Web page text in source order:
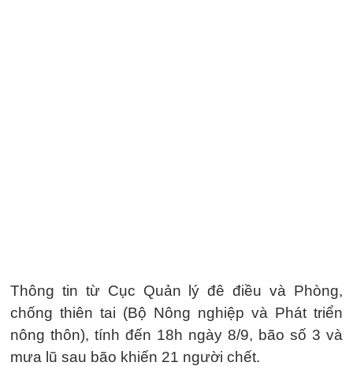
Thông tin từ Cục Quản lý đê điều và Phòng,
chống thiên tai (Bộ Nông nghiệp và Phát triển
nông thôn), tính đến 18h ngày 8/9, bão số 3 và
mưa lũ sau bão khiến 21 người chết.